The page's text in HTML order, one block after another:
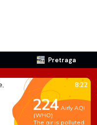
Pretraga